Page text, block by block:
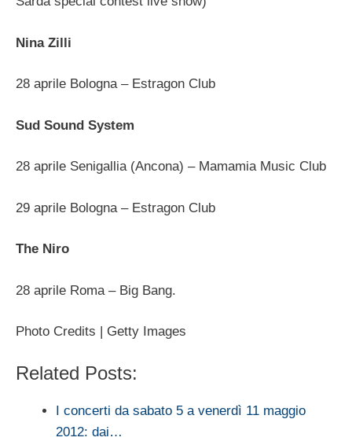
Nina Zilli
28 aprile Bologna – Estragon Club
Sud Sound System
28 aprile Senigallia (Ancona) – Mamamia Music Club
29 aprile Bologna – Estragon Club
The Niro
28 aprile Roma – Big Bang.
Photo Credits | Getty Images
Related Posts:
I concerti da sabato 5 a venerdì 11 maggio
2012: dai…